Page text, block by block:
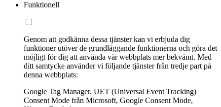
Funktionell
Genom att godkänna dessa tjänster kan vi erbjuda dig
funktioner utöver de grundläggande funktionerna och göra det
möjligt för dig att använda vår webbplats mer bekvämt. Med
ditt samtycke använder vi följande tjänster från tredje part på
denna webbplats:
Google Tag Manager, UET (Universal Event Tracking)
Consent Mode från Microsoft, Google Consent Mode,